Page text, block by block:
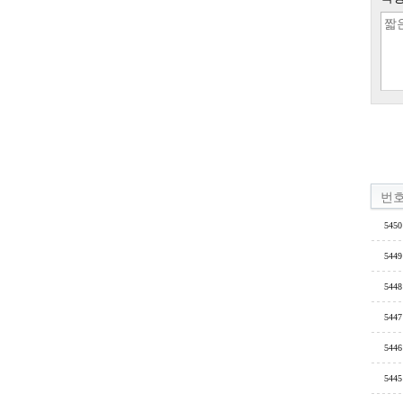
번
5450
5449
5448
5447
5446
5445